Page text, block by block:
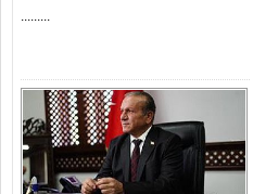
.........